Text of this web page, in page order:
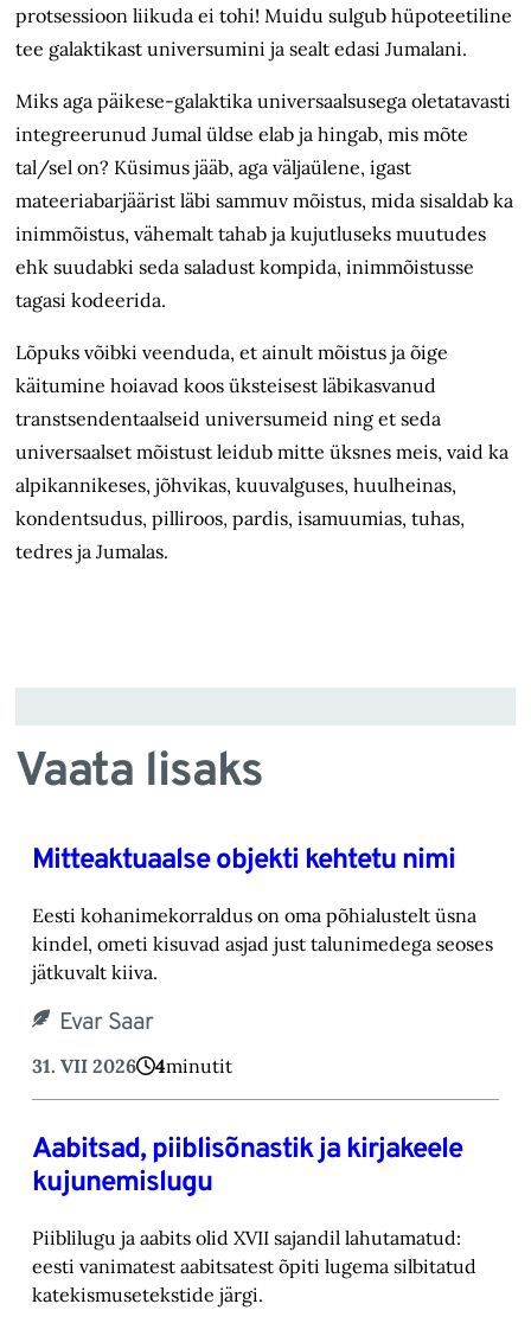
protsessioon liikuda ei tohi! Muidu sulgub hüpoteetiline
tee galaktikast universumini ja sealt edasi Jumalani.
Miks aga päikese-galaktika universaalsusega oletatavasti
integreerunud Jumal üldse elab ja hingab, mis mõ­te
tal/sel on? Küsimus jääb, aga väljaülene, igast
mateeriabarjäärist läbi sammuv mõistus, mida sisaldab ka
inim­­mõistus, vähemalt tahab ja kujutluseks muutudes
ehk suudabki seda sa­ladust kompida, inimmõistusse
tagasi kodeerida.
Lõpuks võibki veenduda, et ainult mõistus ja õige
käitumine hoiavad koos üksteisest läbikasvanud
transtsen­den­taalseid universumeid ning et seda
universaalset mõistust leidub mitte üksnes meis, vaid ka
alpikannikeses, jõhvikas, kuuvalguses, huulheinas,
kondentsudus, pilliroos, pardis, isamuumias, tuhas,
tedres ja Jumalas.
Vaata lisaks
Mitteaktuaalse objekti kehtetu nimi
Eesti kohanimekorraldus on oma põhialustelt üsna
kindel, ometi kisuvad asjad just talunimedega seoses
jätkuvalt kiiva.
Evar Saar
31. VII 2026 4minutit
Aabitsad, piiblisõnastik ja kirjakeele
kujunemislugu
Piiblilugu ja aabits olid XVII sajandil lahutamatud:
eesti vanimatest aabitsatest õpiti lugema silbitatud
katekismusetekstide järgi.